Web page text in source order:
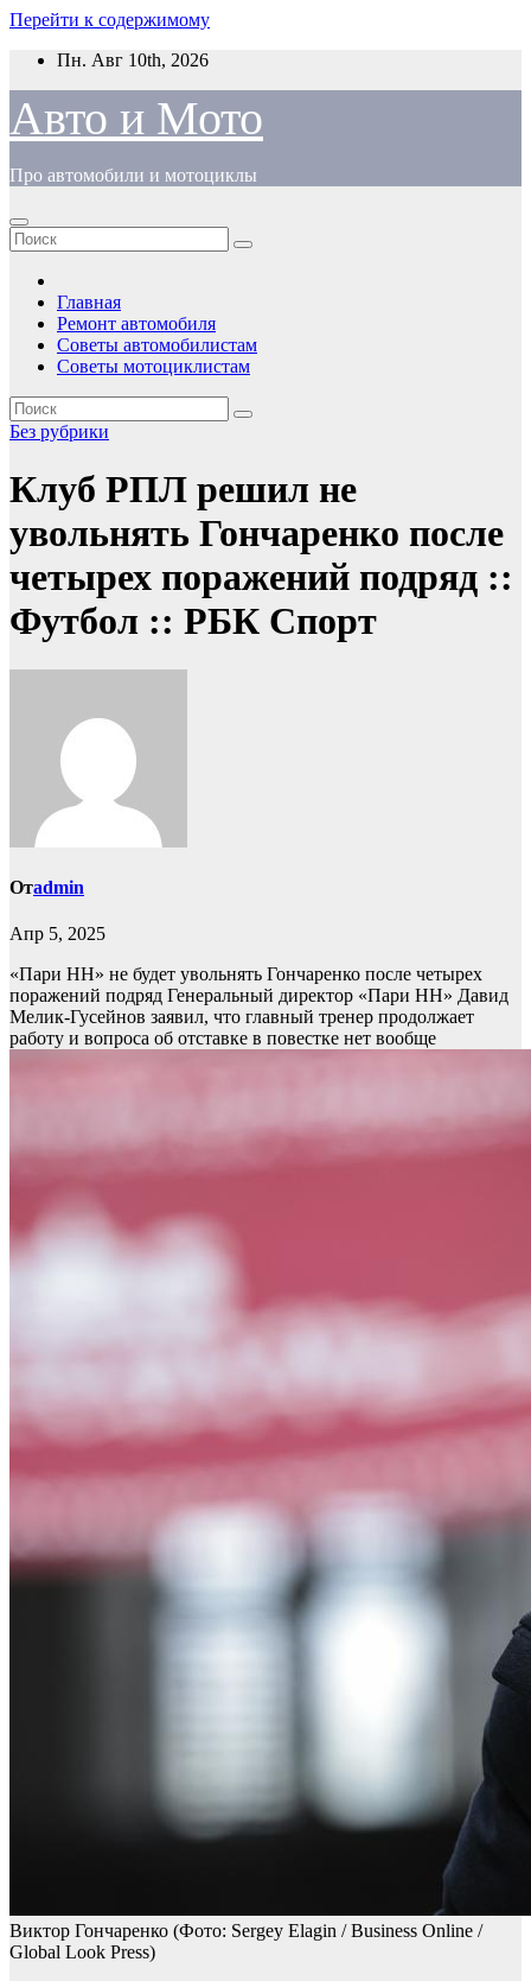
Перейти к содержимому
Пн. Авг 10th, 2026
Авто и Мото
Про автомобили и мотоциклы
Главная
Ремонт автомобиля
Советы автомобилистам
Советы мотоциклистам
Без рубрики
Клуб РПЛ решил не
увольнять Гончаренко после
четырех поражений подряд ::
Футбол :: РБК Спорт
Отadmin
Апр 5, 2025
«Пари НН» не будет увольнять Гончаренко после четырех
поражений подряд Генеральный директор «Пари НН» Давид
Мелик‑Гусейнов заявил, что главный тренер продолжает
работу и вопроса об отставке в повестке нет вообще
Виктор Гончаренко (Фото: Sergey Elagin / Business Online /
Global Look Press)